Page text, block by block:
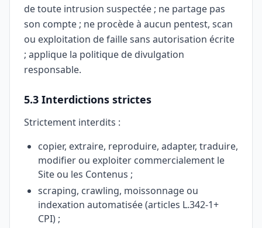
de toute intrusion suspectée ; ne partage pas
son compte ; ne procède à aucun pentest, scan
ou exploitation de faille sans autorisation écrite
; applique la politique de divulgation
responsable.
5.3 Interdictions strictes
Strictement interdits :
copier, extraire, reproduire, adapter, traduire,
modifier ou exploiter commercialement le
Site ou les Contenus ;
scraping, crawling, moissonnage ou
indexation automatisée (articles L.342-1+
CPI) ;